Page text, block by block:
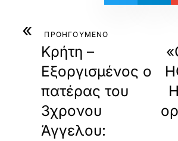
« ΠΡΟΗΓΟΥΜΕΝΟ
Κρήτη –
Εξοργισμένος ο
πατέρας του
3χρονου
Άγγελου: